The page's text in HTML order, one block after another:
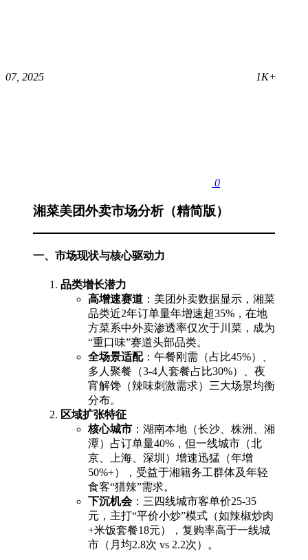
07, 2025 1K+
0
湘菜美团外卖市场分析（精简版）
一、市场现状与核心驱动力
品类增长潜力
高增速赛道 ：美团外卖数据显示，湘菜
品类近2年订单量年增速超35%，在地
方菜系中外卖渗透率仅次于川菜，成为
“重口味”赛道头部品类。
全场景适配：午餐刚需（占比45%）、
多人聚餐（3-4人套餐占比30%）、夜
宵解馋（辣味刺激需求）三大场景均衡
分布。
区域扩张特征
核心城市 ：湖南本地（长沙、株洲、湘
潭）占订单量40%，但一线城市（北
京、上海、深圳）增速迅猛（年增
50%+），受益于湘籍务工群体及年轻
食客“猎辣”需求。
下沉机会：三四线城市客单价25-35
元，主打“平价小炒”模式（如辣椒炒肉
+米饭套餐18元），复购率高于一线城
市（月均2.8次 vs 2.2次）。